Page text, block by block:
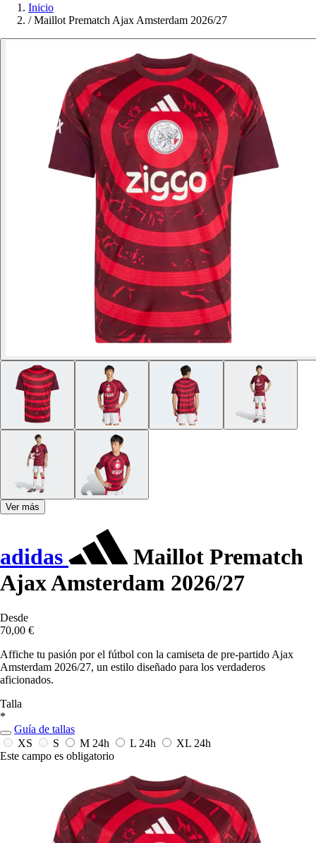
Inicio
/ Maillot Prematch Ajax Amsterdam 2026/27
Ver más
adidas
Maillot Prematch
Ajax Amsterdam 2026/27
Desde
70,00 €
Affiche tu pasión por el fútbol con la camiseta de pre-partido Ajax
Amsterdam 2026/27, un estilo diseñado para los verdaderos
aficionados.
Talla
*
Guía de tallas
XS
S M 24h L 24h XL 24h
Este campo es obligatorio